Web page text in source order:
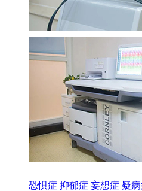
恐惧症 抑郁症 妄想症 疑